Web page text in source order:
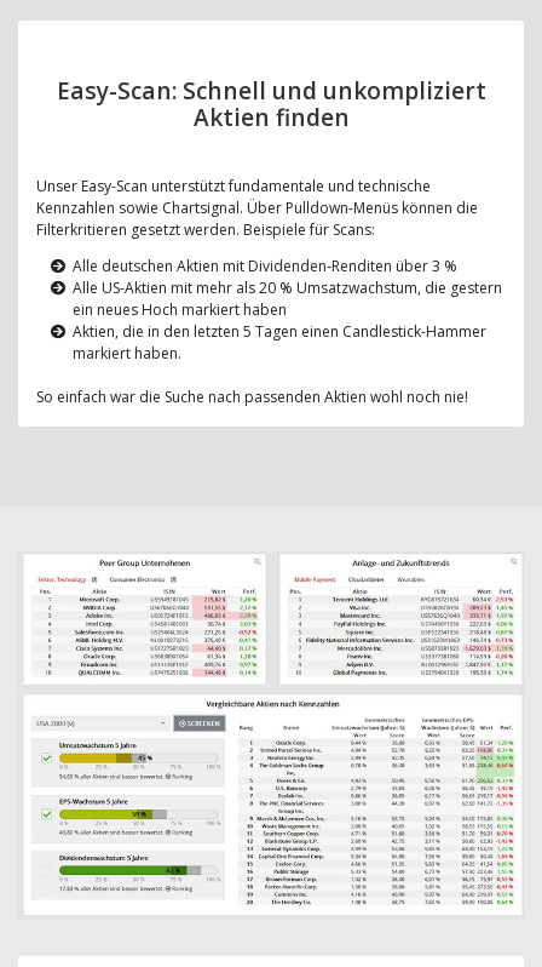
Easy-Scan: Schnell und unkompliziert
Aktien finden
Unser Easy-Scan unterstützt fundamentale und technische
Kennzahlen sowie Chartsignal. Über Pulldown-Menüs können die
Filterkritieren gesetzt werden. Beispiele für Scans:
Alle deutschen Aktien mit Dividenden-Renditen über 3 %
Alle US-Aktien mit mehr als 20 % Umsatzwachstum, die gestern
ein neues Hoch markiert haben
Aktien, die in den letzten 5 Tagen einen Candlestick-Hammer
markiert haben.
So einfach war die Suche nach passenden Aktien wohl noch nie!